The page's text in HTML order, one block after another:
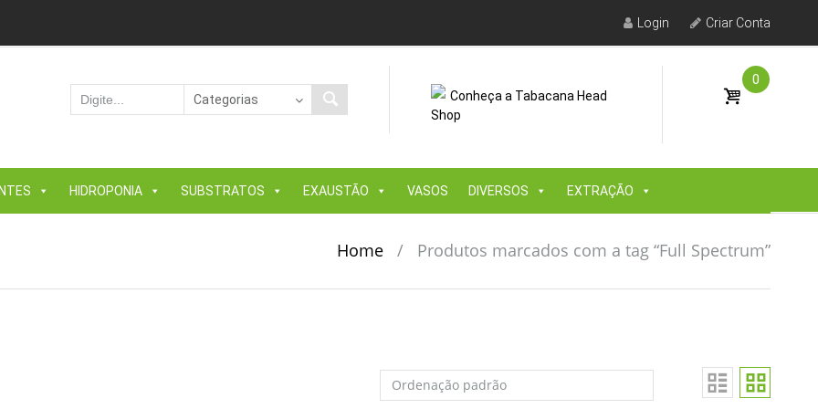
Login Criar Conta
Conheça a Tabacana Head
Shop
0
HIDROPONIA SUBSTRATOS EXAUSTÃO VASOS DIVERSOS EXTRAÇÃO
Home / Produtos marcados com a tag “Full Spectrum”